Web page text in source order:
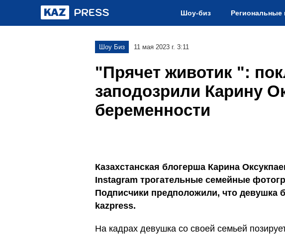
Шоу-биз Региональные
Шоу Биз 11 мая 2023 г. 3:11
"Прячет животик ":
заподозрили Карину
беременности
Казахстанская блогерша Карина
Instagram трогательные семейные
Подписчики предположили, что девушка
kazpress.
На кадрах девушка со своей семьей